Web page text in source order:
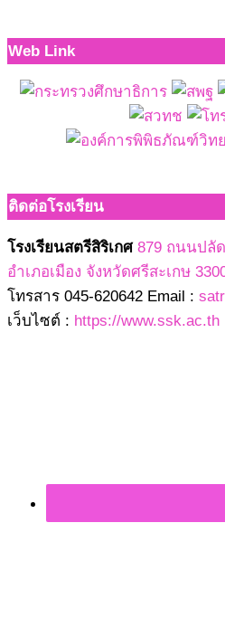
Web Link
ติดต่อโรงเรียน
โรงเรียนสตรีสิริเกศ 879 ถนนปลั
อำเภอเมือง จังหวัดศรีสะเกษ
โทรสาร 045-620642 Email :
เว็บไซต์ : https://www.ssk.ac.th